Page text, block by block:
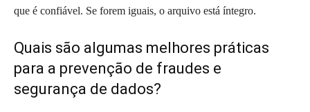
que é confiável. Se forem iguais, o arquivo está íntegro.
Quais são algumas melhores práticas
para a prevenção de fraudes e
segurança de dados?